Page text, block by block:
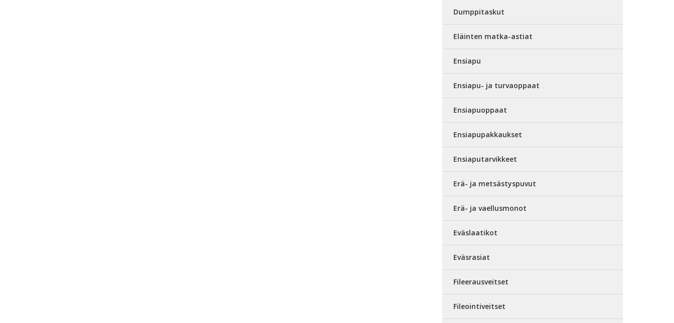
Dumppitaskut
Eläinten matka-astiat
Ensiapu
Ensiapu- ja turvaoppaat
Ensiapuoppaat
Ensiapupakkaukset
Ensiaputarvikkeet
Erä- ja metsästyspuvut
Erä- ja vaellusmonot
Eväslaatikot
Eväsrasiat
Fileerausveitset
Fileointiveitset